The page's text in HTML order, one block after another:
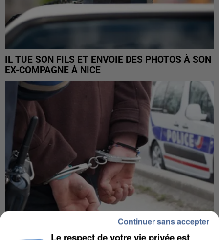
IL TUE SON FILS ET ENVOIE DES PHOTOS À SON
EX-COMPAGNE À NICE
Le respect de votre vie privée est
Continuer sans accepter